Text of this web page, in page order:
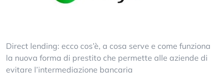
Direct lending: ecco cos’è, a cosa serve e come funziona
la nuova forma di prestito che permette alle aziende di
evitare l’intermediazione bancaria